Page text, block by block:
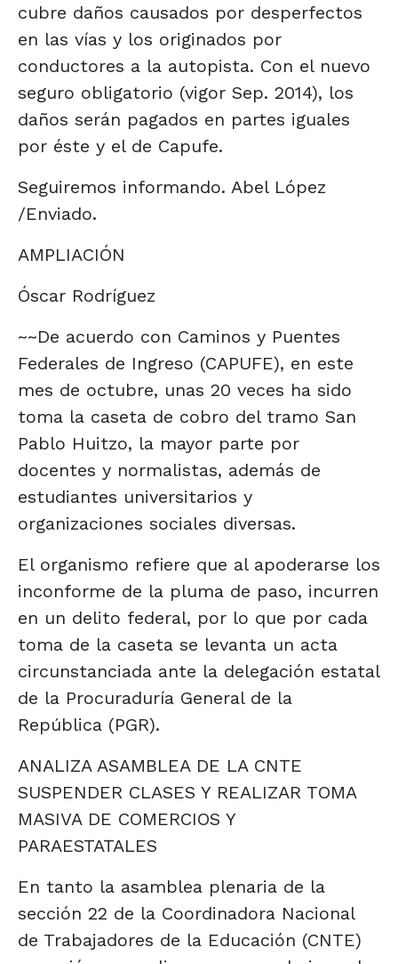
cubre daños causados por desperfectos
en las vías y los originados por
conductores a la autopista. Con el nuevo
seguro obligatorio (vigor Sep. 2014), los
daños serán pagados en partes iguales
por éste y el de Capufe.
Seguiremos informando. Abel López
/Enviado.
AMPLIACIÓN
Óscar Rodríguez
~~De acuerdo con Caminos y Puentes
Federales de Ingreso (CAPUFE), en este
mes de octubre, unas 20 veces ha sido
toma la caseta de cobro del tramo San
Pablo Huitzo, la mayor parte por
docentes y normalistas, además de
estudiantes universitarios y
organizaciones sociales diversas.
El organismo refiere que al apoderarse los
inconforme de la pluma de paso, incurren
en un delito federal, por lo que por cada
toma de la caseta se levanta un acta
circunstanciada ante la delegación estatal
de la Procuraduría General de la
República (PGR).
ANALIZA ASAMBLEA DE LA CNTE
SUSPENDER CLASES Y REALIZAR TOMA
MASIVA DE COMERCIOS Y
PARAESTATALES
En tanto la asamblea plenaria de la
sección 22 de la Coordinadora Nacional
de Trabajadores de la Educación (CNTE)